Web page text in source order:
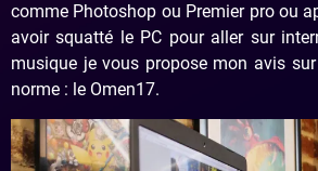
comme Photoshop ou Premier pro ou
avoir squatté le PC pour aller sur
musique je vous propose mon avis
norme : le Omen17.